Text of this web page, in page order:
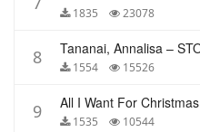
1835 23078
8 1554 15526
9 1535 10544